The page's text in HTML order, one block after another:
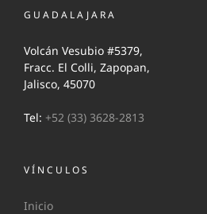
GUADALAJARA
Volcán Vesubio #5379,
Fracc. El Colli, Zapopan,
Jalisco, 45070
Tel: +52 (33) 3628-2813
VÍNCULOS
Inicio